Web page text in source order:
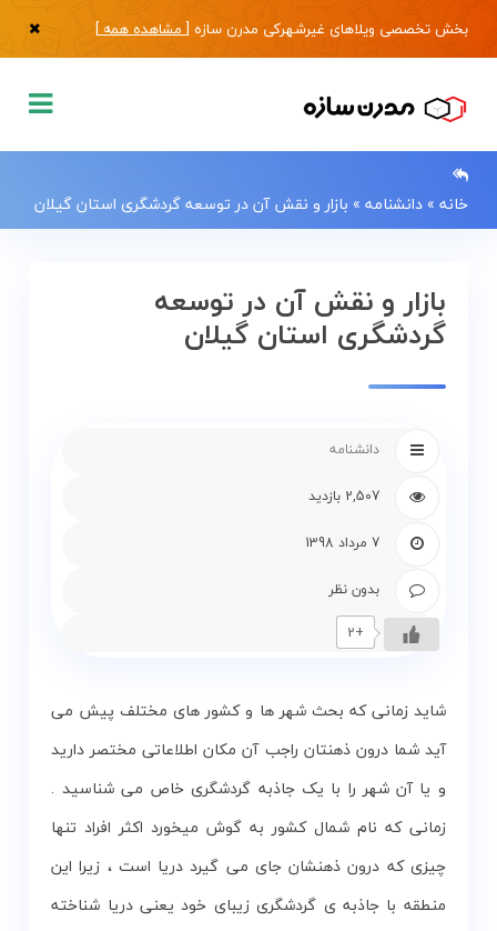
بخش تخصصی ویلاهای غیرشهرکی مدرن سازه [مشاهده همه]
خانه» دانشنامه» بازار و نقش آن در توسعه گردشگری استان گیلان
بازار و نقش آن در توسعه
گردشگری استان گیلان
دانشنامه
2,507 بازدید
7 مرداد 1398
بدون نظر
+2
شاید زمانی که بحث شهر ها و کشور های مختلف پیش می
آید شما درون ذهنتان راجب آن مکان اطلاعاتی مختصر دارید
و یا آن شهر را با یک جاذبه گردشگری خاص می شناسید .
زمانی که نام شمال کشور به گوش میخورد اکثر افراد تنها
چیزی که درون ذهنشان جای می گیرد دریا است ، زیرا این
منطقه با جاذبه ی گردشگری زیبای خود یعنی دریا شناخته
0133483
اصلی
نقشه
گردشگری
درباره